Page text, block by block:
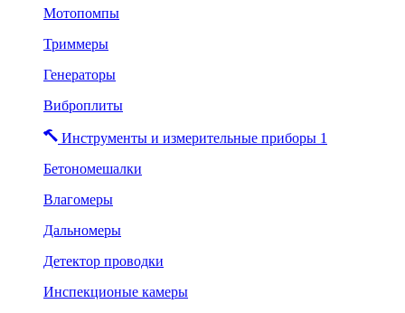
Мотопомпы
Триммеры
Генераторы
Виброплиты
Инструменты и измерительные приборы 1
Бетономешалки
Влагомеры
Дальномеры
Детектор проводки
Инспекционые камеры